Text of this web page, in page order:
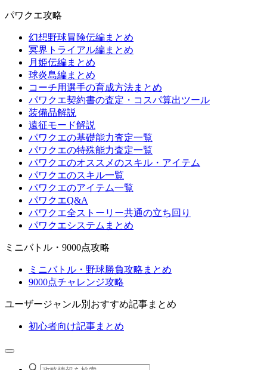
パワクエ攻略
幻想野球冒険伝編まとめ
冥界トライアル編まとめ
月姫伝編まとめ
球炎島編まとめ
コーチ用選手の育成方法まとめ
パワクエ契約書の査定・コスパ算出ツール
装備品解説
遠征モード解説
パワクエの基礎能力査定一覧
パワクエの特殊能力査定一覧
パワクエのオススメのスキル・アイテム
パワクエのスキル一覧
パワクエのアイテム一覧
パワクエQ&A
パワクエ全ストーリー共通の立ち回り
パワクエシステムまとめ
ミニバトル・9000点攻略
ミニバトル・野球勝負攻略まとめ
9000点チャレンジ攻略
ユーザージャンル別おすすめ記事まとめ
初心者向け記事まとめ